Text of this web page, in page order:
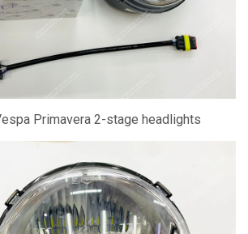
Primavera 2-stage headlights